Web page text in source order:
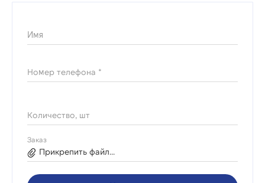
Имя
Номер телефона *
Количество, шт
Заказ
Прикрепить файл...